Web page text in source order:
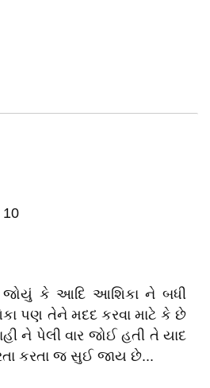
કે આદિ આશિકા ને બધી
પણ તેને મદદ કરવા માટે કે છે
ને પેલી વાર જોઈ હતી તે યાદ
કરતા જ સુઈ જાય છે...